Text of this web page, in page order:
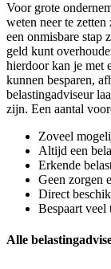
Voor grote
weten neer te
een onmisbare stap
geld kunt
hierdoor kan je met
kunnen besparen,
belastingadviseur
zijn. Een aantal
Zoveel
Altijd een
Erkende
Geen zorgen
Direct
Bespaart veel
Alle